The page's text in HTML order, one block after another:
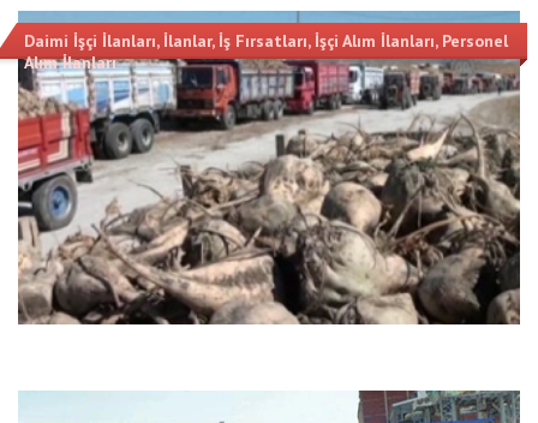
Daimi İşçi İlanları, İlanlar, İş Fırsatları, İşçi Alım İlanları, Personel
Alım İlanları